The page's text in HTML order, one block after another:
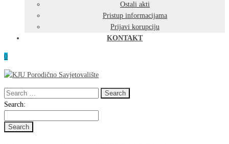
Ostali akti
Pristup informacijama
Prijavi korupciju
KONTAKT
0
Search
for:
Search
Search: